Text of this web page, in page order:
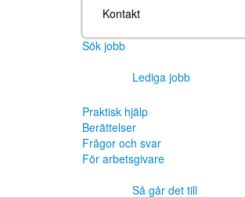
Kontakt
Sök jobb
Lediga jobb
Praktisk hjälp
Berättelser
Frågor och svar
För arbetsgivare
Så går det till